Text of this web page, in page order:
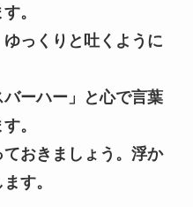
。
っくりと吐くように
ーハー」と心で言葉
。
おきましょう。浮か
す。